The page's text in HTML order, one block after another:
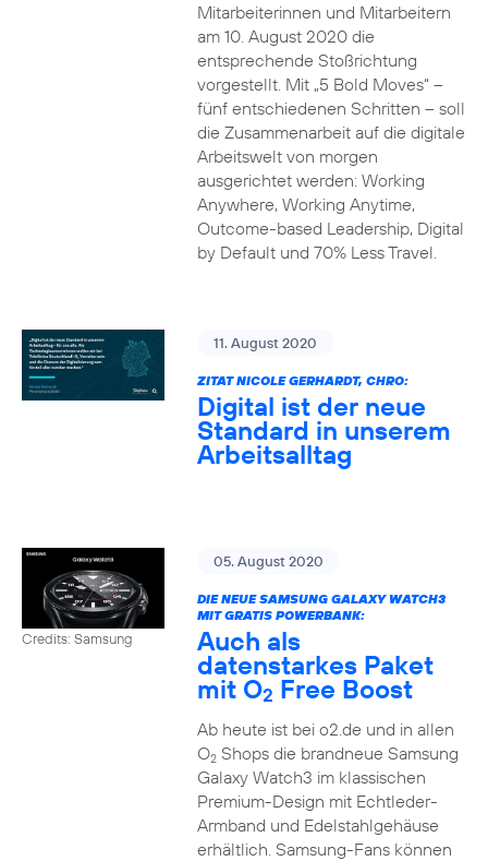
Mitarbeiterinnen und Mitarbeitern
am 10. August 2020 die
entsprechende Stoßrichtung
vorgestellt. Mit „5 Bold Moves“ –
fünf entschiedenen Schritten – soll
die Zusammenarbeit auf die digitale
Arbeitswelt von morgen
ausgerichtet werden: Working
Anywhere, Working Anytime,
Outcome-based Leadership, Digital
by Default und 70% Less Travel.
11. August 2020
ZITAT NICOLE GERHARDT, CHRO:
Digital ist der neue
Standard in unserem
Arbeitsalltag
Credits: Samsung
05. August 2020
DIE NEUE SAMSUNG GALAXY WATCH3
MIT GRATIS POWERBANK:
Auch als
datenstarkes Paket
mit O2 Free Boost
Ab heute ist bei o2.de und in allen
O2Shops die brandneue Samsung
Galaxy Watch3 im klassischen
Premium-Design mit Echtleder-
Armband und Edelstahlgehäuse
erhältlich. Samsung-Fans können